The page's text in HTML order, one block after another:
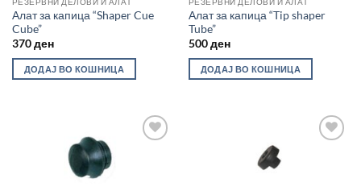
Алат за капица “Shaper Cue
Cube”
370ден
ДОДАЈ ВО КОШНИЦА
Алат за капица “Tip shaper
Tube”
500ден
ДОДАЈ ВО КОШНИЦА